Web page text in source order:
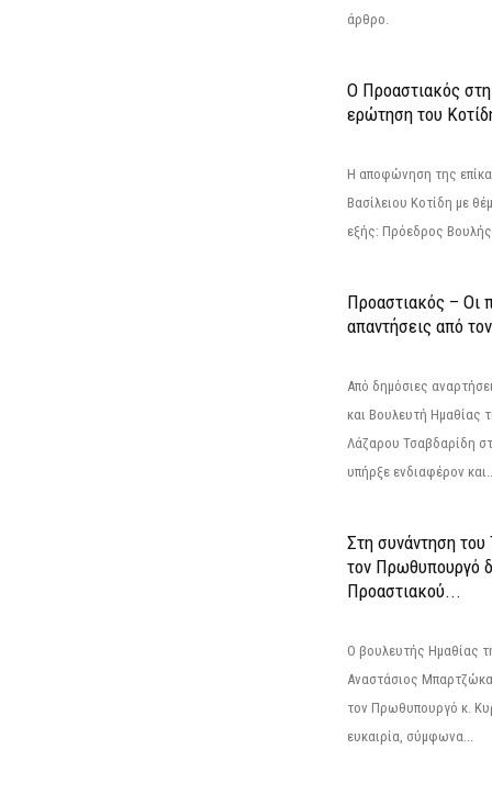
άρθρο.
Ο Προαστιακός
ερώτηση του
Η αποφώνηση της
Βασίλειου Κοτίδη με
εξής: Πρόεδρος
Προαστιακός – Οι
απαντήσεις από
Από δημόσιες
και Βουλευτή Ημαθίας
Λάζαρου Τσαβδαρίδη
υπήρξε ενδιαφέρον
Στη συνάντηση
τον Πρωθυπουργό
Προαστιακού...
Ο βουλευτής Ημαθίας
Αναστάσιος
τον Πρωθυπουργό κ.
ευκαιρία, σύμφωνα...